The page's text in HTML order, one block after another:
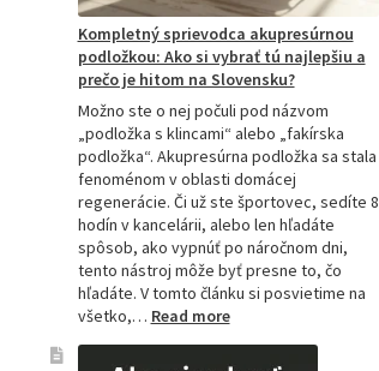
Kompletný sprievodca akupresúrnou
podložkou: Ako si vybrať tú najlepšiu a
prečo je hitom na Slovensku?
Možno ste o nej počuli pod názvom
„podložka s klincami“ alebo „fakírska
podložka“. Akupresúrna podložka sa stala
fenoménom v oblasti domácej
regenerácie. Či už ste športovec, sedíte 8
hodín v kancelárii, alebo len hľadáte
spôsob, ako vypnúť po náročnom dni,
tento nástroj môže byť presne to, čo
hľadáte. V tomto článku si posvietime na
všetko,… Read more: